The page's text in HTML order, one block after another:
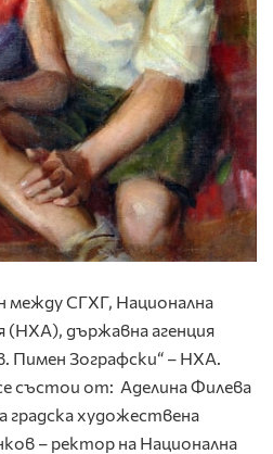
СГХГ, Национална
(НХА), държавна агенция
Пимен Зографски“ – НХА.
състои от: Аделина Филева
градска художествена
– ректор на Национална